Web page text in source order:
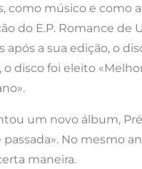
como músico e como
do E.P. Romance de
após a sua edição, o
disco foi eleito
um novo álbum,
passada». No mesmo
maneira.